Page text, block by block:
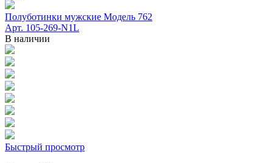
Полуботинки мужские Модель 762
Арт. 105-269-N1L
В наличии
Быстрый просмотр